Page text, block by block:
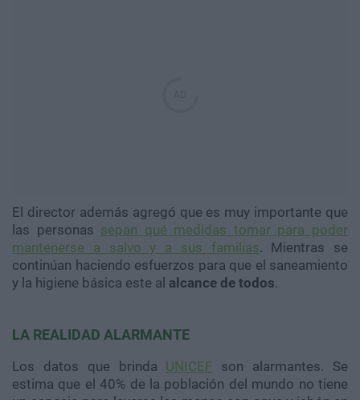
El director además agregó que es muy importante que
las personas sepan qué medidas tomar para poder
mantenerse a salvo y a sus familias. Mientras se
continúan haciendo esfuerzos para que el saneamiento
y la higiene básica este al alcance de todos.
LA REALIDAD ALARMANTE
Los datos que brinda UNICEF son alarmantes. Se
estima que el 40% de la población del mundo no tiene